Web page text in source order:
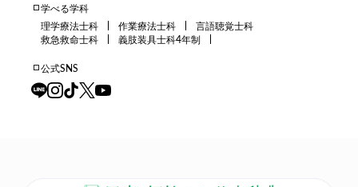
学べる学科
理学療法士科
作業療法士科
言語聴覚士科
救急救命士科
義肢装具士科4年制
公式SNS